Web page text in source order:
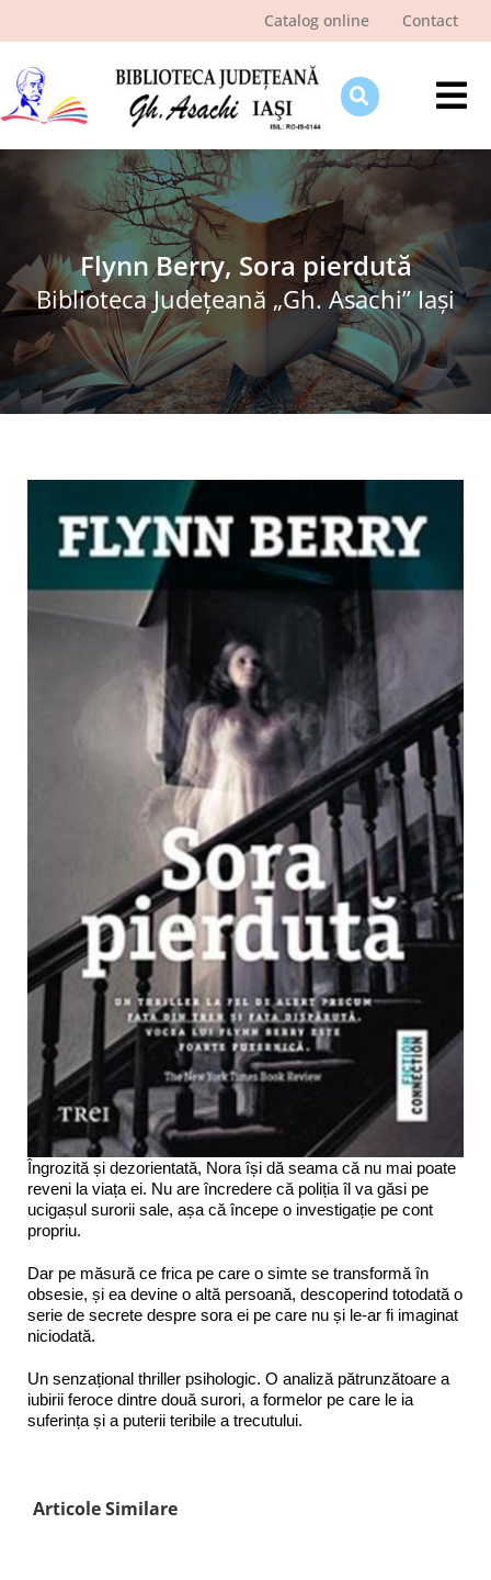
Catalog online Contact
Despre bibliotecă
Pagina cititorului
Ştiri şi evenimente
Programe şi proiecte
Interes public
Flynn Berry, Sora pierdută
Biblioteca Judeţeană „Gh. Asachi” Iaşi
Îngrozită și dezorientată, Nora își dă seama că nu mai poate
reveni la viața ei. Nu are încredere că poliția îl va găsi pe
ucigașul surorii sale, așa că începe o investigație pe cont
propriu.
Dar pe măsură ce frica pe care o simte se transformă în
obsesie, și ea devine o altă persoană, descoperind totodată o
serie de secrete despre sora ei pe care nu și le-ar fi imaginat
niciodată.
Un senzațional thriller psihologic. O analiză pătrunzătoare a
iubirii feroce dintre două surori, a formelor pe care le ia
suferința și a puterii teribile a trecutului.
Articole Similare